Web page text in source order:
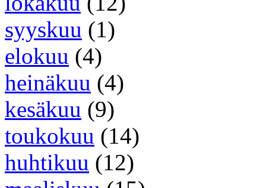
syyskuu (1)
elokuu (4)
heinäkuu (4)
kesäkuu (9)
toukokuu (14)
huhtikuu (12)